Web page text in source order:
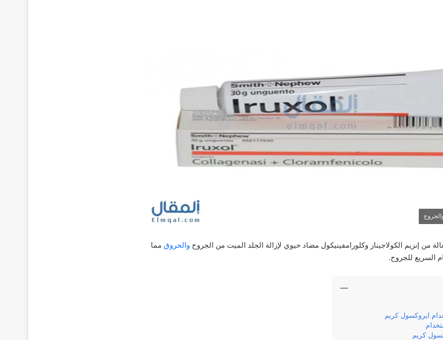
من إنزيم الكولاجيناز وكلورامفينيكول مضاد حيوي لإزالة الجلد الميت من الجروح والحروق مما
السريع للجروح.
ايروكسول كريم
كريم